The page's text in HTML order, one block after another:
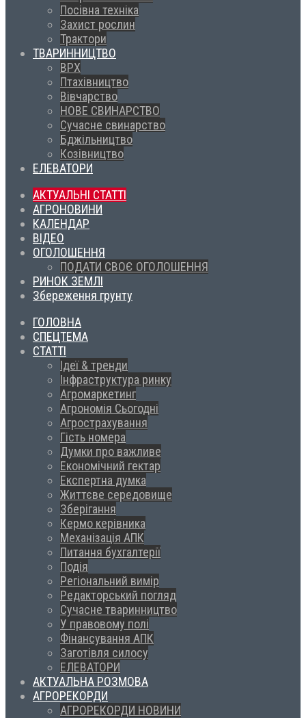
Посівна техніка
Захист рослин
Трактори
ТВАРИННИЦТВО
ВРХ
Птахівництво
Вівчарство
НОВЕ СВИНАРСТВО
Сучасне свинарство
Бджільництво
Козівництво
ЕЛЕВАТОРИ
АКТУАЛЬНІ СТАТТІ
АГРОНОВИНИ
КАЛЕНДАР
ВІДЕО
ОГОЛОШЕННЯ
ПОДАТИ СВОЄ ОГОЛОШЕННЯ
РИНОК ЗЕМЛІ
Збереження грунту
ГОЛОВНА
СПЕЦТЕМА
СТАТТІ
Ідеї & тренди
Інфраструктура ринку
Агромаркетинг
Агрономія Сьогодні
Агрострахування
Гість номера
Думки про важливе
Економічний гектар
Експертна думка
Життєве середовище
Зберігання
Кермо керівника
Механізація АПК
Питання бухгалтерії
Подія
Регіональний вимір
Редакторський погляд
Сучасне тваринництво
У правовому полі
Фінансування АПК
Заготівля силосу
ЕЛЕВАТОРИ
АКТУАЛЬНА РОЗМОВА
АГРОРЕКОРДИ
АГРОРЕКОРДИ НОВИНИ